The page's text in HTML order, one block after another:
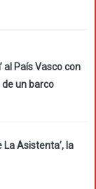
al País Vasco con
un barco
La Asistenta’, la